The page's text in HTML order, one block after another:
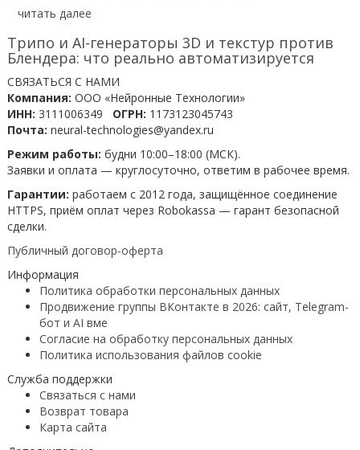
читать далее
Трипо и AI-генераторы 3D и текстур против
Блендера: что реально автоматизируется
СВЯЗАТЬСЯ С НАМИ
Компания: ООО «Нейронные Технологии»
ИНН: 3111006349 ОГРН: 1173123045743
Почта: neural-technologies@yandex.ru
Режим работы: будни 10:00–18:00 (МСК).
Заявки и оплата — круглосуточно, ответим в рабочее время.
Гарантии: работаем с 2012 года, защищённое соединение
HTTPS, приём оплат через Robokassa — гарант безопасной
сделки.
Публичный договор-оферта
Информация
Политика обработки персональных данных
Продвижение группы ВКонтакте в 2026: сайт, Telegram-
бот и AI вме
Согласие на обработку персональных данных
Политика использования файлов cookie
Служба поддержки
Связаться с нами
Возврат товара
Карта сайта